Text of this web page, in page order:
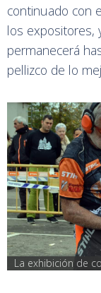
continuado con
los expositores,
permanecerá
pellizco de lo
La exhibición de